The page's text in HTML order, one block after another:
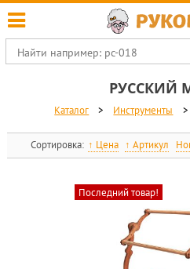
РУССКИЙ
Каталог > Инструменты >
Сортировка: Цена Артикул
Последний товар!